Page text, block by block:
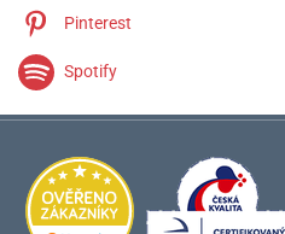
Pinterest
Spotify